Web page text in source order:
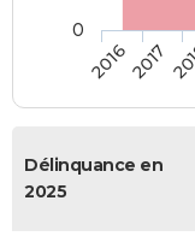
20162017
0
Délinquance en
2025